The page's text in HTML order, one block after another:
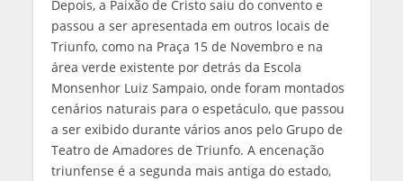
Depois, a Paixão de Cristo saiu do convento e
passou a ser apresentada em outros locais de
Triunfo, como na Praça 15 de Novembro e na
área verde existente por detrás da Escola
Monsenhor Luiz Sampaio, onde foram montados
cenários naturais para o espetáculo, que passou
a ser exibido durante vários anos pelo Grupo de
Teatro de Amadores de Triunfo. A encenação
triunfense é a segunda mais antiga do estado,